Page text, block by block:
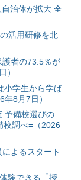
治体が拡大 全
活用研修を北
者の73.5％が
）
小学生から学ば
8月7日）
予備校選びの
校調べ=（2026
よるスタート
験できる「授